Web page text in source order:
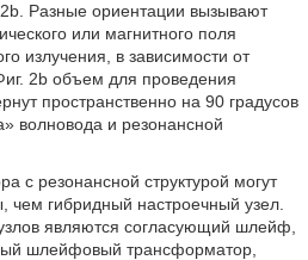
Разные ориентации вызывают
или магнитного поля
излучения, в зависимости от
2b объем для проведения
пространственно на 90 градусов
волновода и резонансной
с резонансной структурой могут
гибридный настроечный узел.
являются согласующий шлейф,
шлейфовый трансформатор,